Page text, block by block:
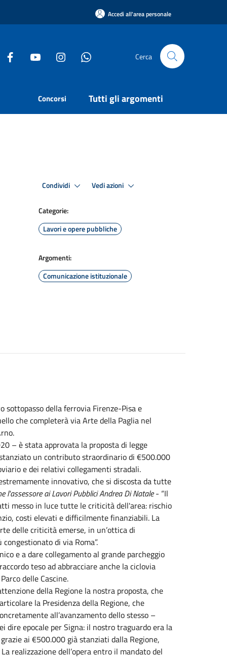
Accedi all'area personale
Cerca
Concorsi Tutti gli argomenti
Condividi Vedi azioni
Categorie:
Lavori e opere pubbliche
Argomenti:
Comunicazione istituzionale
sottopasso della ferrovia Firenze-Pisa e
che completerà via Arte della Paglia nel
– è stata approvata la proposta di legge
un contributo straordinario di €500.000
e dei relativi collegamenti stradali.
innovativo, che si discosta da tutte
l'assessore ai Lavori Pubblici Andrea Di Natale- “Il
messo in luce tutte le criticità dell'area: rischio
costi elevati e difficilmente finanziabili. La
delle criticità emerse, in un’ottica di
di via Roma”.
e a dare collegamento al grande parcheggio
teso ad abbracciare anche la ciclovia
delle Cascine.
della Regione la nostra proposta, che
la Presidenza della Regione, che
all’avanzamento dello stesso –
dire epocale per Signa: il nostro traguardo era la
ai €500.000 già stanziati dalla Regione,
realizzazione dell’opera entro il mandato del